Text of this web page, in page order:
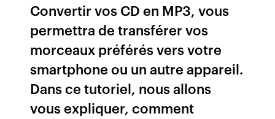
Convertir vos CD en MP3, vous
permettra de transférer vos
morceaux préférés vers votre
smartphone ou un autre appareil.
Dans ce tutoriel, nous allons
vous expliquer, comment